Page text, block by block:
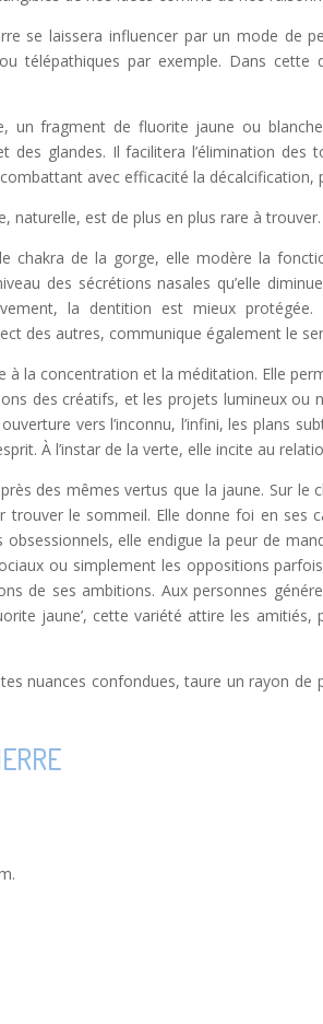
se laissera influencer par un mode de
télépathiques par exemple. Dans
un fragment de fluorite jaune ou
des glandes. Il facilitera l’élimination
avec efficacité la
naturelle, est de plus en plus rare à trouver.
chakra de la gorge, elle modère la
des sécrétions nasales qu’elle
la dentition est mieux
des autres, communique également le
à la concentration et la méditation. Elle
des créatifs, et les projets lumineux
vers l’inconnu, l’infini, les plans
À l’instar de la verte, elle incite au
des mêmes vertus que la jaune. Sur
trouver le sommeil. Elle donne foi en ses
elle endigue la peur de
ou simplement les oppositions
de ses ambitions. Aux personnes
jaune’, cette variété attire les
nuances confondues, taure un rayon